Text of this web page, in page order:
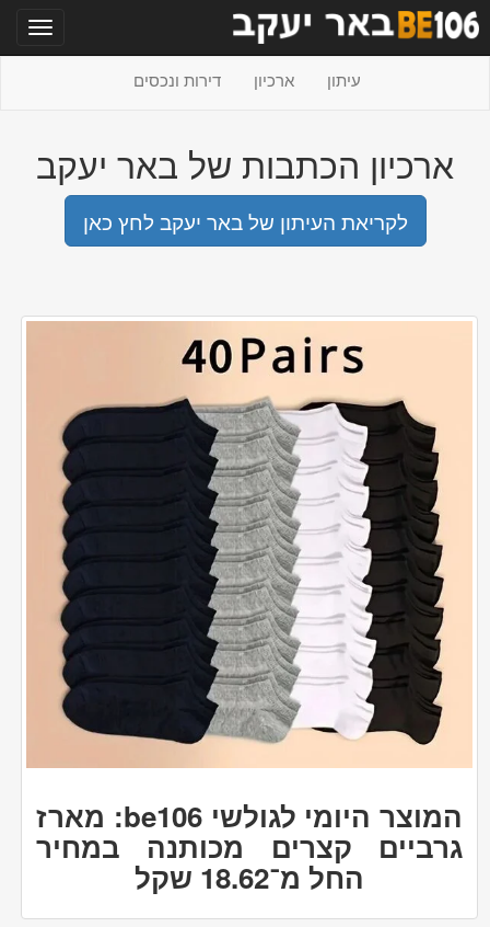
עיתון ארכיון דירות ונכסים
ארכיון הכתבות של באר יעקב
לקריאת העיתון של באר יעקב לחץ כאן
המוצר היומי לגולשי be106: מארז
גרביים קצרים מכותנה במחיר
החל מ־18.62 שקל